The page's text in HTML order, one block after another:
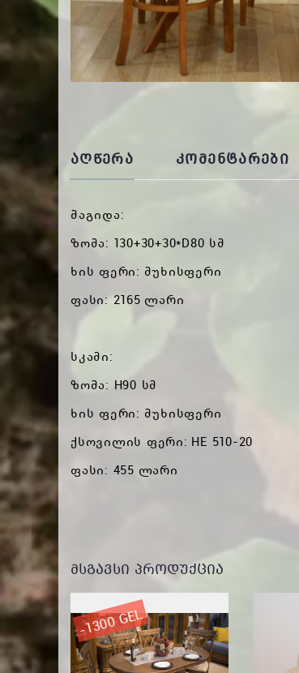
ᲐᲦᲬᲔᲠᲐ ᲙᲝᲛᲔᲜᲢᲐᲠᲔᲑᲘ
მაგიდა:
ზომა: 130+30+30*D80 სმ
ხის ფერი: მუხისფერი
ფასი: 2165 ლარი
სკამი:
ზომა: H90 სმ
ხის ფერი: მუხისფერი
ქსოვილის ფერი: HE 510-20
ფასი: 455 ლარი
ᲛᲡᲒᲐᲕᲡᲘ ᲞᲠᲝᲓᲣᲥᲪᲘᲐ
-1300 GEL